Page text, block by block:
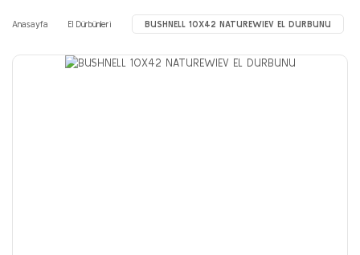
Anasayfa El Dürbünleri BUSHNELL 10X42 NATUREWIEV EL DURBUNU